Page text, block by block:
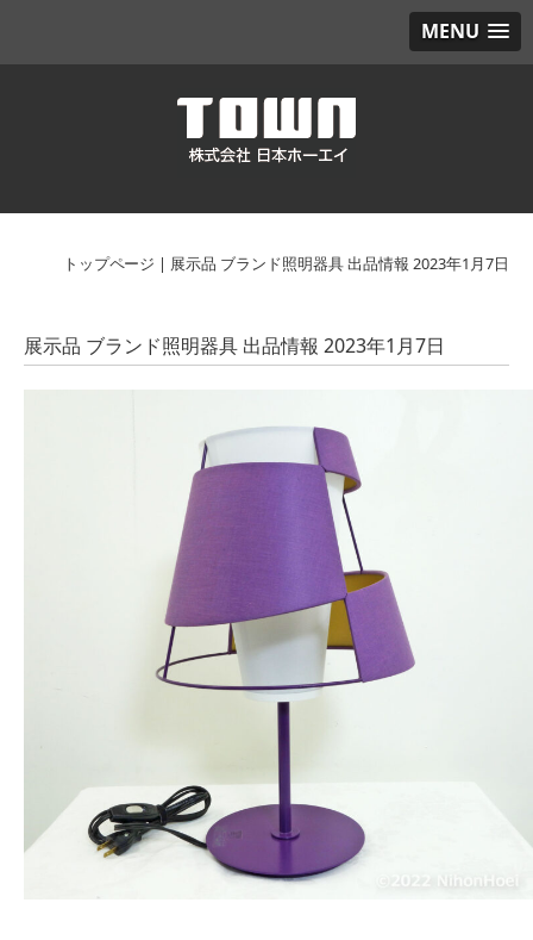
MENU
トップページ | 展示品 ブランド照明器具 出品情報 2023年1月7日
展示品 ブランド照明器具 出品情報 2023年1月7日